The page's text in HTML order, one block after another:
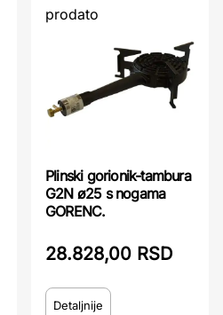
prodato
Plinski gorionik-tambura
G2N ø25 s nogama
GORENC.
28.828,00 RSD
Detaljnije